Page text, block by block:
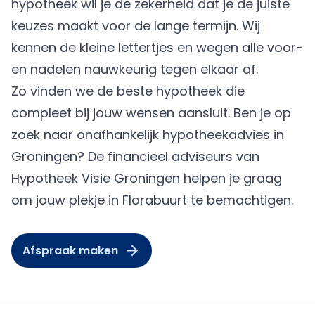
hypotheek wil je de zekerheid dat je de juiste
keuzes maakt voor de lange termijn. Wij
kennen de kleine lettertjes en wegen alle voor-
en nadelen nauwkeurig tegen elkaar af.
Zo vinden we de beste hypotheek die
compleet bij jouw wensen aansluit. Ben je op
zoek naar onafhankelijk hypotheekadvies in
Groningen? De financieel adviseurs van
Hypotheek Visie Groningen helpen je graag
om jouw plekje in Florabuurt te bemachtigen.
Afspraak maken